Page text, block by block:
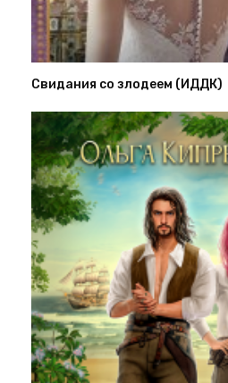
Свидания со злодеем (ИДДК)